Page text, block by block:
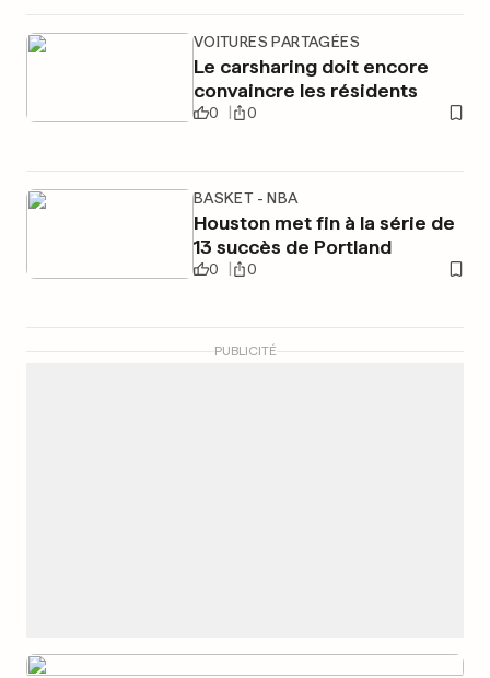
VOITURES PARTAGÉES
Le carsharing doit encore
convaincre les résidents
0 0
BASKET - NBA
Houston met fin à la série de
13 succès de Portland
0 0
PUBLICITÉ